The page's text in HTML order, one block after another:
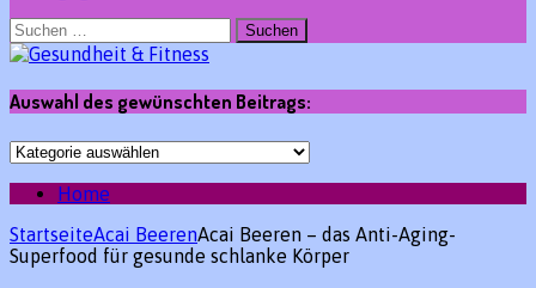
Suchen
nach:
Auswahl des gewünschten Beitrags:
Auswahl
des
gewünschten
Home
StartseiteAcai BeerenAcai Beeren – das Anti-Aging-
Superfood für gesunde schlanke Körper